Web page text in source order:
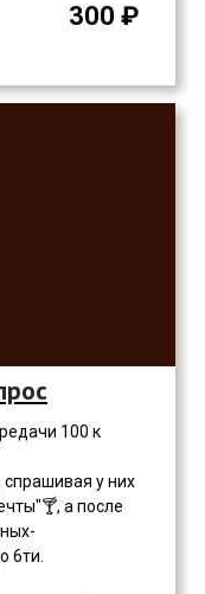
300 ₽
100 к
у них
а после
6ти.